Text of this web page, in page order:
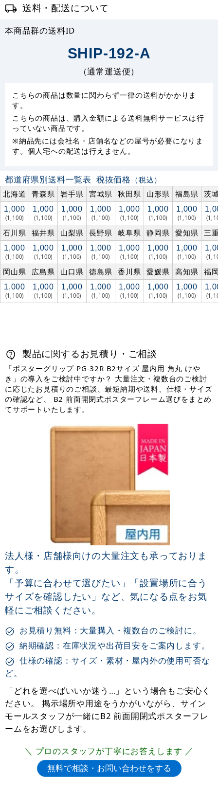
送料・配送について
本商品群の送料ID
SHIP-192-A
（通常運送便）
こちらの商品は数量に関わらず一律の送料がかかりま
す。
こちらの商品は、購入金額による送料無料サービスは行
っていない商品です。
※納品先には会社名・店舗名などの屋号が必要になりま
す。個人宅への配送は行えません。
都道府県別送料一覧表 税抜価格 （税込）
北海道
青森県 岩手県 宮城県 秋田県 山形県 福島県 茨
1,000
(1,100)
1,000
(1,100)
1,000
(1,100)
1,000
(1,100)
1,000
(1,100)
1,000
(1,100)
1,000
(1,100)
石川県 福井県 山梨県 長野県 岐阜県 静岡県 愛知県 三
1,000
(1,100)
1,000
(1,100)
1,000
(1,100)
1,000
(1,100)
1,000
(1,100)
1,000
(1,100)
1,000
(1,100)
岡山県 広島県 山口県 徳島県 香川県 愛媛県 高知県 福
1,000
(1,100)
1,000
(1,100)
1,000
(1,100)
1,000
(1,100)
1,000
(1,100)
1,000
(1,100)
1,000
(1,100)
製品に関するお見積り・ご相談
「ポスターグリップ PG-32R B2サイズ 屋内用 角丸 けや
き」の導入をご検討中ですか？ 大量注文・複数台のご検討
に応じたお見積りのご相談、最短納期や送料、仕様・サイズ
の確認など、 B2 前面開閉式ポスターフレーム選びをまとめ
てサポートいたします。
法人様・店舗様向けの大量注文も承っておりま
す。
「予算に合わせて選びたい」「設置場所に合う
サイズを確認したい」など、気になる点をお気
軽にご相談ください。
お見積り無料：大量購入・複数台のご検討に。
納期確認：在庫状況や出荷目安をご案内します。
仕様の確認：サイズ・素材・屋内外の使用可否な
ど。
「どれを選べばいいか迷う…」という場合もご安心く
ださい。 掲示場所や用途をうかがいながら、サイン
モールスタッフが一緒にB2 前面開閉式ポスターフレ
ームをお選びします。
＼ プロのスタッフが丁寧にお答えします ／